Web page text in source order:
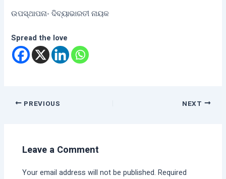
ଉପସ୍ଥାପନା- ଦିବ୍ୟାଭାରତୀ ନାୟକ
Spread the love
PREVIOUS NEXT
Leave a Comment
Your email address will not be published. Required